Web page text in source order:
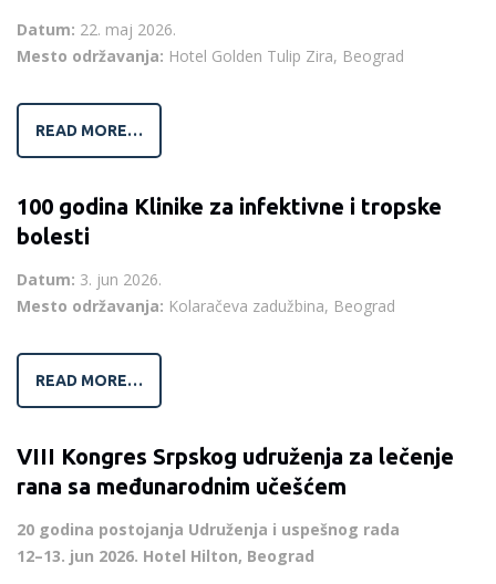
Datum: 22. maj 2026.
Mesto održavanja: Hotel Golden Tulip Zira, Beograd
READ MORE…
100 godina Klinike za infektivne i tropske
bolesti
Datum: 3. jun 2026.
Mesto održavanja: Kolaračeva zadužbina, Beograd
READ MORE…
VIII Kongres Srpskog udruženja za lečenje
rana sa međunarodnim učešćem
20 godina postojanja Udruženja i uspešnog rada
12–13. jun 2026. Hotel Hilton, Beograd